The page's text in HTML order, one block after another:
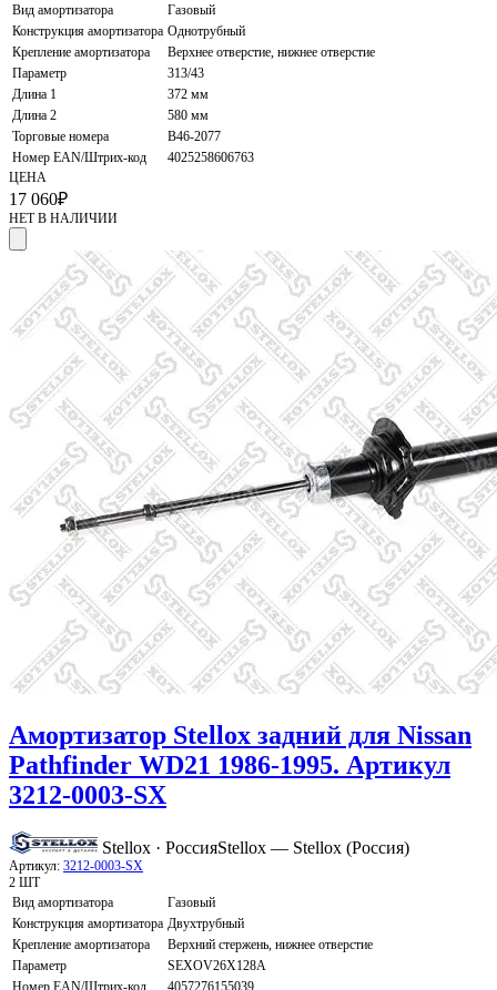
Вид амортизатора
Газовый
Конструкция амортизатора Однотрубный
Крепление амортизатора
Верхнее отверстие, нижнее отверстие
Параметр
313/43
Длина 1
372 мм
Длина 2
580 мм
Торговые номера
B46-2077
Номер EAN/Штрих-код
4025258606763
ЦЕНА
17 060₽
НЕТ В НАЛИЧИИ
Амортизатор Stellox задний для Nissan
Pathfinder WD21 1986-1995. Артикул
3212-0003-SX
Stellox · РоссияStellox — Stellox (Россия)
Артикул: 3212-0003-SX
2 ШТ
Вид амортизатора
Газовый
Конструкция амортизатора Двухтрубный
Крепление амортизатора
Верхний стержень, нижнее отверстие
Параметр
SEXOV26X128A